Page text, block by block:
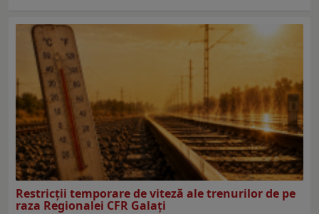
Restricții temporare de viteză ale trenurilor de pe
raza Regionalei CFR Galați